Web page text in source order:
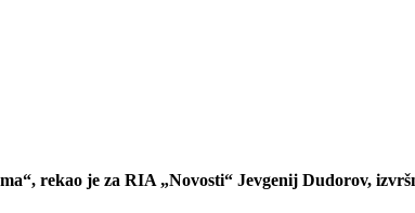
rekao je za RIA „Novosti“ Jevgenij Dudorov,